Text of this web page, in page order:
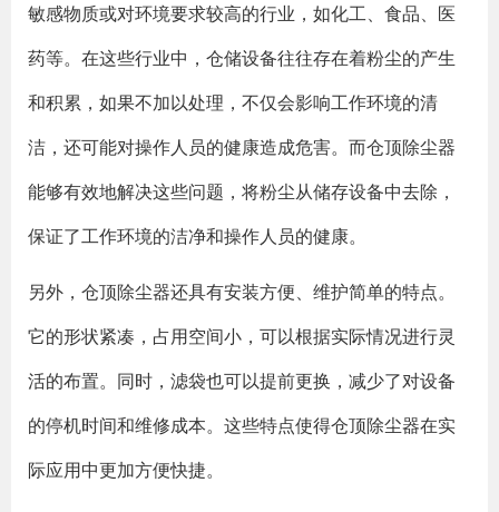
敏感物质或对环境要求较高的行业，如化工、食品、医
药等。在这些行业中，仓储设备往往存在着粉尘的产生
和积累，如果不加以处理，不仅会影响工作环境的清
洁，还可能对操作人员的健康造成危害。而仓顶除尘器
能够有效地解决这些问题，将粉尘从储存设备中去除，
保证了工作环境的洁净和操作人员的健康。
另外，仓顶除尘器还具有安装方便、维护简单的特点。
它的形状紧凑，占用空间小，可以根据实际情况进行灵
活的布置。同时，滤袋也可以提前更换，减少了对设备
的停机时间和维修成本。这些特点使得仓顶除尘器在实
际应用中更加方便快捷。